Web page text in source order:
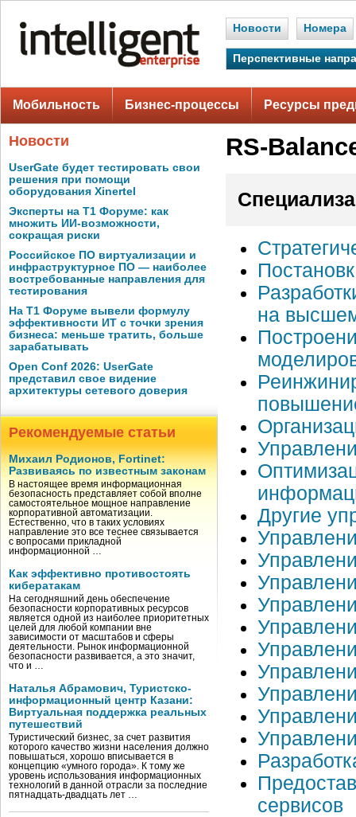
Новости Номера
Перспективные
Мобильность Бизнес-процессы Ресурсы
Новости
UserGate будет тестировать свои
решения при помощи
оборудования Xinertel
Эксперты на Т1 Форуме: как
множить ИИ-возможности,
сокращая риски
Российское ПО виртуализации и
инфраструктурное ПО — наиболее
востребованные направления для
тестирования
На Т1 Форуме вывели формулу
эффективности ИТ с точки зрения
бизнеса: меньше тратить, больше
зарабатывать
Open Conf 2026: UserGate
представил свое видение
архитектуры сетевого доверия
Рекомендуемые статьи
Михаил Родионов, Fortinet:
Развиваясь по известным законам
В настоящее время информационная
безопасность представляет собой вполне
самостоятельное мощное направление
корпоративной автоматизации.
Естественно, что в таких условиях
направление это все теснее связывается
с вопросами прикладной
информационной …
Как эффективно противостоять
кибератакам
На сегодняшний день обеспечение
безопасности корпоративных ресурсов
является одной из наиболее приоритетных
целей для любой компании вне
зависимости от масштабов и сферы
деятельности. Рынок информационной
безопасности развивается, а это значит,
что и …
Наталья Абрамович, Туристско-
информационный центр Казани:
Виртуальная поддержка реальных
путешествий
Туристический бизнес, за счет развития
которого качество жизни населения должно
повышаться, хорошо вписывается в
концепцию «умного города». К тому же
уровень использования информационных
технологий в данной отрасли за последние
пятнадцать-двадцать лет …
RS-
на
Другие
сервисов